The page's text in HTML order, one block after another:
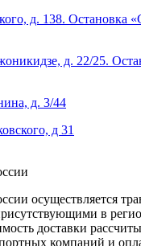
д. 138. Остановка
д. 22/25.
д. 3/44
д 31
осуществляется
в
доставки
компаний и